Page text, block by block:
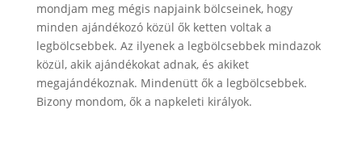
mondjam meg mégis napjaink bölcseinek, hogy
minden ajándékozó közül ők ketten voltak a
legbölcsebbek. Az ilyenek a legbölcsebbek mindazok
közül, akik ajándékokat adnak, és akiket
megajándékoznak. Mindenütt ők a legbölcsebbek.
Bizony mondom, ők a napkeleti királyok.